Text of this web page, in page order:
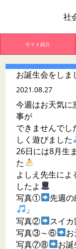
社
サイト紹介
お誕生会をしま
2021.08.27
今週はお天気に
事が
できませんでし
しく遊びました
26日には8月生
た
よしえ先生に
したよ
写真①
先週の
」
写真②
スイカ
写真③～⑥
写真⑦⑧
お